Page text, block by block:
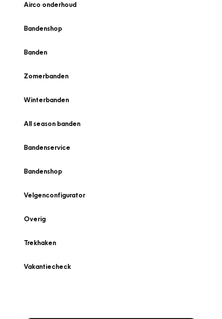
Airco onderhoud
Bandenshop
Banden
Zomerbanden
Winterbanden
All season banden
Bandenservice
Bandenshop
Velgenconfigurator
Overig
Trekhaken
Vakantiecheck